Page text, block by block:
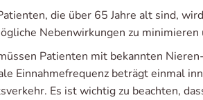
die über 65 Jahre alt sind,
Nebenwirkungen zu
Patienten mit bekannten
Einnahmefrequenz beträgt einmal
Es ist wichtig zu beachten,